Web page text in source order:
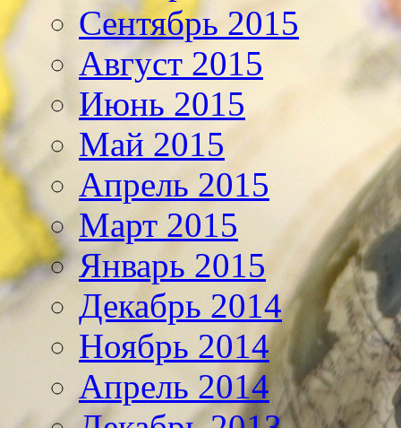
Сентябрь 2015
Август 2015
Июнь 2015
Май 2015
Апрель 2015
Март 2015
Январь 2015
Декабрь 2014
Ноябрь 2014
Апрель 2014